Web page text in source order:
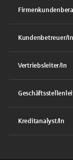
Kundenbetreuer/
Vertriebsleiter/In
Kreditanalyst/In